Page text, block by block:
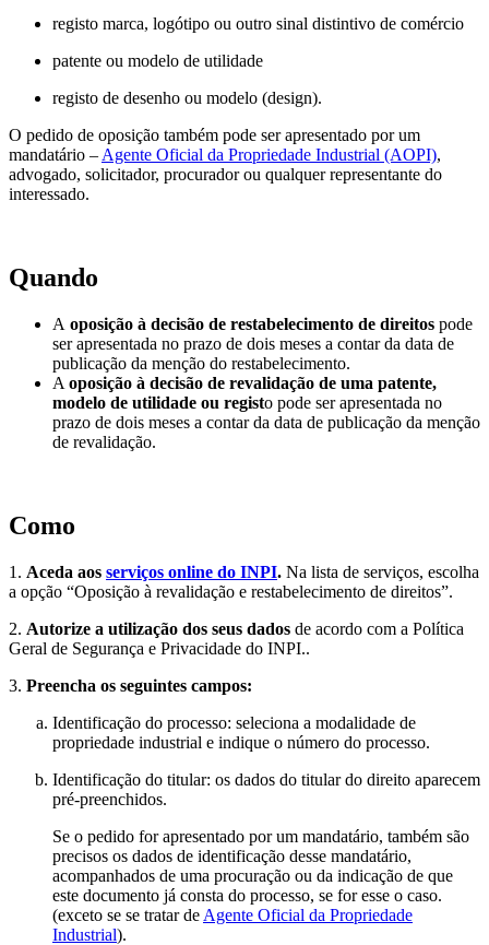
registo marca, logótipo ou outro sinal distintivo de comércio
patente ou modelo de utilidade
registo de desenho ou modelo (design).
O pedido de oposição também pode ser apresentado por um
mandatário – Agente Oficial da Propriedade Industrial (AOPI),
advogado, solicitador, procurador ou qualquer representante do
interessado.
Quando
A oposição à decisão de restabelecimento de direitos pode
ser apresentada no prazo de dois meses a contar da data de
publicação da menção do restabelecimento.
A oposição à decisão de revalidação de uma patente,
modelo de utilidade ou registo pode ser apresentada no
prazo de dois meses a contar da data de publicação da menção
de revalidação.
Como
1. Aceda aos serviços online do INPI. Na lista de serviços, escolha
a opção “Oposição à revalidação e restabelecimento de direitos”.
2. Autorize a utilização dos seus dados de acordo com a Política
Geral de Segurança e Privacidade do INPI..
3. Preencha os seguintes campos:
Identificação do processo: seleciona a modalidade de
propriedade industrial e indique o número do processo.
Identificação do titular: os dados do titular do direito aparecem
pré-preenchidos.
Se o pedido for apresentado por um mandatário, também são
precisos os dados de identificação desse mandatário,
acompanhados de uma procuração ou da indicação de que
este documento já consta do processo, se for esse o caso.
(exceto se se tratar de Agente Oficial da Propriedade
Industrial).